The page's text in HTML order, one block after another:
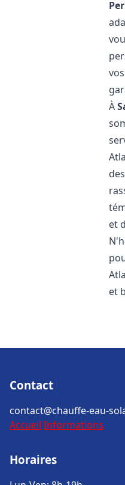
À
et
et
Contact
contact@chauffe-eau-
Accueil Informations
Horaires